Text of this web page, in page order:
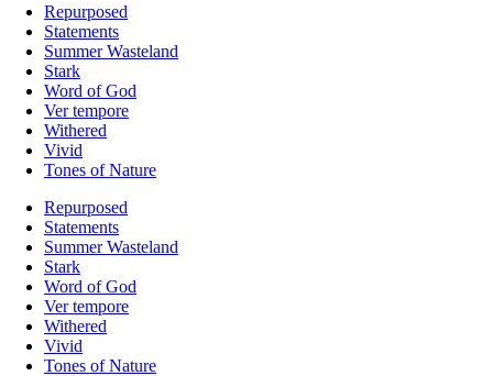
Repurposed
Statements
Summer Wasteland
Stark
Word of God
Ver tempore
Withered
Vivid
Tones of Nature
Repurposed
Statements
Summer Wasteland
Stark
Word of God
Ver tempore
Withered
Vivid
Tones of Nature